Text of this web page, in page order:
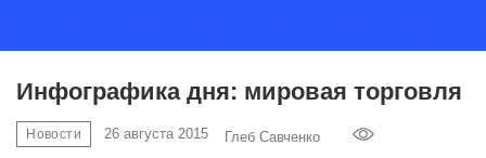
Инфографика дня: мировая торговля
Новости 26 августа 2015 Глеб Савченко